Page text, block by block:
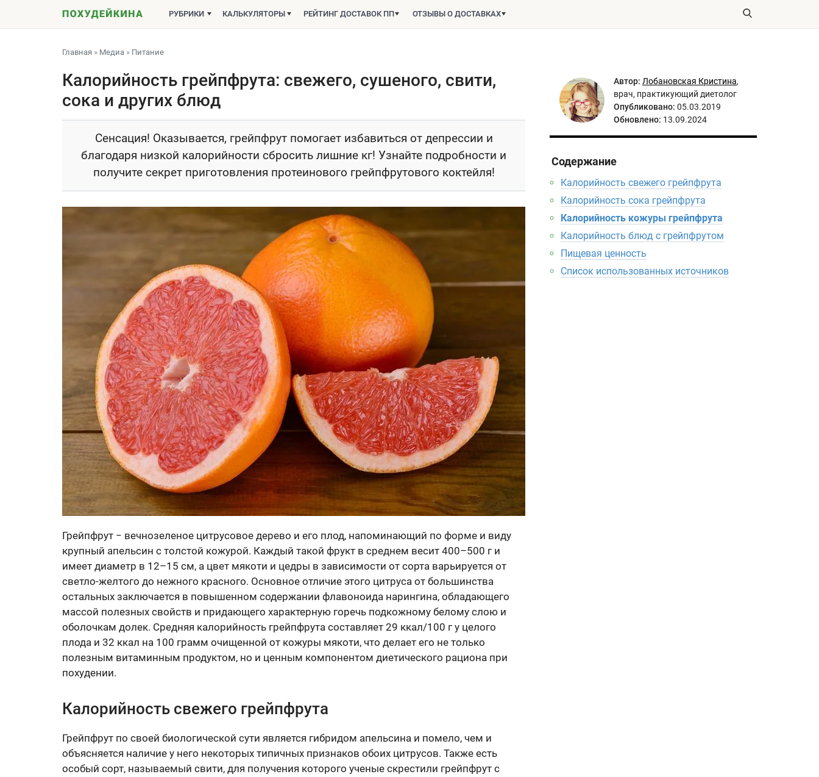
РУБРИКИ КАЛЬКУЛЯТОРЫ РЕЙТИНГ ДОСТАВОК ПП ОТЗЫВЫ О ДОСТАВКАХ
Главная » Медиа » Питание
Калорийность грейпфрута: свежего, сушеного, свити,
сока и других блюд
Сенсация! Оказывается, грейпфрут помогает избавиться от депрессии и
благодаря низкой калорийности сбросить лишние кг! Узнайте подробности и
получите секрет приготовления протеинового грейпфрутового коктейля!
Грейпфрут − вечнозеленое цитрусовое дерево и его плод, напоминающий по форме и виду
крупный апельсин с толстой кожурой. Каждый такой фрукт в среднем весит 400–500 г и
имеет диаметр в 12–15 см, а цвет мякоти и цедры в зависимости от сорта варьируется от
светло-желтого до нежного красного. Основное отличие этого цитруса от большинства
остальных заключается в повышенном содержании флавоноида нарингина, обладающего
массой полезных свойств и придающего характерную горечь подкожному белому слою и
оболочкам долек. Средняя калорийность грейпфрута составляет 29 ккал/100 г у целого
плода и 32 ккал на 100 грамм очищенной от кожуры мякоти, что делает его не только
полезным витаминным продуктом, но и ценным компонентом диетического рациона при
похудении.
Калорийность свежего грейпфрута
Грейпфрут по своей биологической сути является гибридом апельсина и помело, чем и
объясняется наличие у него некоторых типичных признаков обоих цитрусов. Также есть
особый сорт, называемый свити, для получения которого ученые скрестили грейпфрут с
Автор: Лобановская Кристина,
врач, практикующий диетолог
Опубликовано: 05.03.2019
Обновлено: 13.09.2024
Содержание
Калорийность свежего грейпфрута
Калорийность сока грейпфрута
Калорийность кожуры грейпфрута
Калорийность блюд с грейпфрутом
Пищевая ценность
Список использованных источников